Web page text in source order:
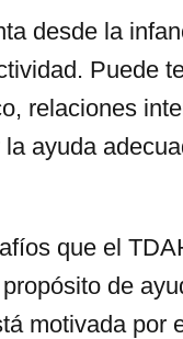
desde la
Puede
relaciones
ayuda
que el
de
motivada por